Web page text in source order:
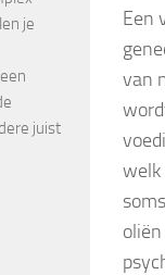
Een
van
welk
je
juist